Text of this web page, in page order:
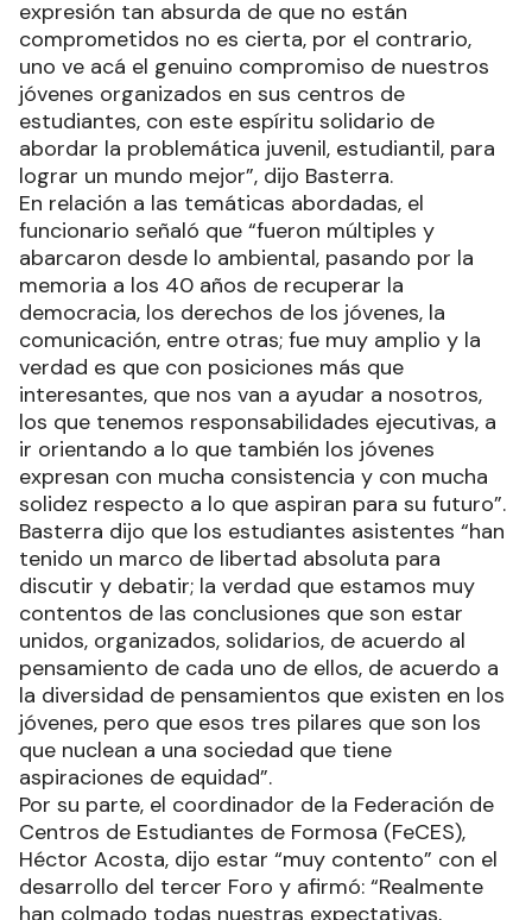
expresión tan absurda de que no están
comprometidos no es cierta, por el contrario,
uno ve acá el genuino compromiso de nuestros
jóvenes organizados en sus centros de
estudiantes, con este espíritu solidario de
abordar la problemática juvenil, estudiantil, para
lograr un mundo mejor”, dijo Basterra.
En relación a las temáticas abordadas, el
funcionario señaló que “fueron múltiples y
abarcaron desde lo ambiental, pasando por la
memoria a los 40 años de recuperar la
democracia, los derechos de los jóvenes, la
comunicación, entre otras; fue muy amplio y la
verdad es que con posiciones más que
interesantes, que nos van a ayudar a nosotros,
los que tenemos responsabilidades ejecutivas, a
ir orientando a lo que también los jóvenes
expresan con mucha consistencia y con mucha
solidez respecto a lo que aspiran para su futuro”.
Basterra dijo que los estudiantes asistentes “han
tenido un marco de libertad absoluta para
discutir y debatir; la verdad que estamos muy
contentos de las conclusiones que son estar
unidos, organizados, solidarios, de acuerdo al
pensamiento de cada uno de ellos, de acuerdo a
la diversidad de pensamientos que existen en los
jóvenes, pero que esos tres pilares que son los
que nuclean a una sociedad que tiene
aspiraciones de equidad”.
Por su parte, el coordinador de la Federación de
Centros de Estudiantes de Formosa (FeCES),
Héctor Acosta, dijo estar “muy contento” con el
desarrollo del tercer Foro y afirmó: “Realmente
han colmado todas nuestras expectativas,